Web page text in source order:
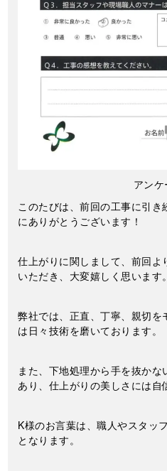
アンケ
このたびは、前回の工事に引
にありがとうございます！
仕上がりに関しまして、前回
いただき、大変嬉しく思います。
弊社では、正直、丁寧、親切
は日々技術を磨いております。
また、下地処理から手を抜か
あり、仕上がりの美しさには自
K様のお言葉は、職人やスタッ
となります。